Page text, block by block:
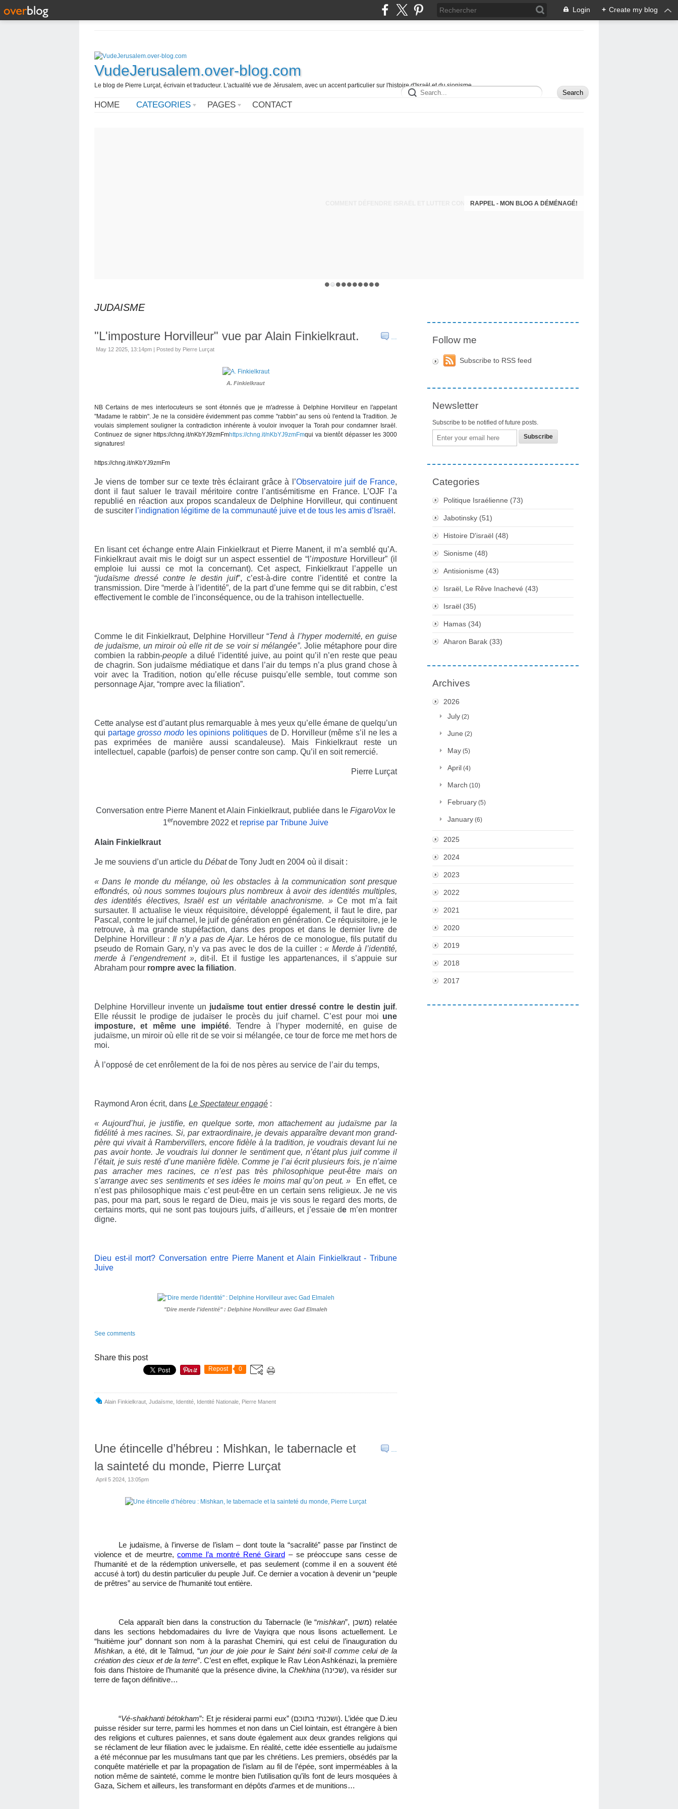
Login + Create my blog
VudeJerusalem.over-blog.com
Le blog de Pierre Lurçat, écrivain et traducteur. L'actualité vue de Jérusalem, avec un accent particulier sur l'histoire d'Israël et du sionisme.
HOME CATEGORIES PAGES CONTACT
RAPPEL - MON BLOG A DÉMÉNAGÉ!
JUDAISME
…
"L'imposture Horvilleur" vue par Alain Finkielkraut.
May 12 2025, 13:14pm | Posted by Pierre Lurçat
A. Finkielkraut
NB Certains de mes interlocuteurs se sont étonnés que je m'adresse à Delphine Horvilleur en l'appelant
"Madame le rabbin". Je ne la considère évidemment pas comme "rabbin" au sens où l'entend la Tradition. Je
voulais simplement souligner la contradiction inhérente à vouloir invoquer la Torah pour condamner Israël.
Continuez de signer https://chng.it/nKbYJ9zmFmhttps://chng.it/nKbYJ9zmFmqui va bientôt dépasser les 3000
signatures!
https://chng.it/nKbYJ9zmFm
Je viens de tomber sur ce texte très éclairant grâce à l’Observatoire juif de France,
dont il faut saluer le travail méritoire contre l’antisémitisme en France. L’OJF l’a
republié en réaction aux propos scandaleux de Delphine Horvilleur, qui continuent
de susciter l’indignation légitime de la communauté juive et de tous les amis d’Israël .
En lisant cet échange entre Alain Finkielkraut et Pierre Manent, il m’a semblé qu’A.
Finkielkraut avait mis le doigt sur un aspect essentiel de “l’imposture Horvilleur” (il
emploie lui aussi ce mot la concernant). Cet aspect, Finkielkraut l’appelle un
“judaïsme dressé contre le destin juif”, c’est-à-dire contre l’identité et contre la
transmission. Dire “merde à l’identité”, de la part d’une femme qui se dit rabbin, c’est
effectivement le comble de l’inconséquence, ou de la trahison intellectuelle.
Comme le dit Finkielkraut, Delphine Horvilleur “Tend à l’hyper modernité, en guise
de judaïsme, un miroir où elle rit de se voir si mélangée”. Jolie métaphore pour dire
combien la rabbin-people a dilué l’identité juive, au point qu’il n’en reste que peau
de chagrin. Son judaïsme médiatique et dans l’air du temps n’a plus grand chose à
voir avec la Tradition, notion qu’elle récuse puisqu’elle semble, tout comme son
personnage Ajar, “rompre avec la filiation”.
Cette analyse est d’autant plus remarquable à mes yeux qu’elle émane de quelqu’un
qui partagegrosso modoles opinions politiquesde D. Horvilleur (même s’il ne les a
pas exprimées de manière aussi scandaleuse). Mais Finkielkraut reste un
intellectuel, capable (parfois) de penser contre son camp. Qu’il en soit remercié.
Pierre Lurçat
Conversation entre Pierre Manent et Alain Finkielkraut, publiée dans le FigaroVoxle
1ernovembre 2022 et reprise par Tribune Juive
Alain Finkielkraut
Je me souviens d’un article du Débatde Tony Judt en 2004 où il disait :
« Dans le monde du mélange, où les obstacles à la communication sont presque
effondrés, où nous sommes toujours plus nombreux à avoir des identités multiples,
des identités électives, Israël est un véritable anachronisme. »Ce mot m’a fait
sursauter. Il actualise le vieux réquisitoire, développé également, il faut le dire, par
Pascal, contre le juif charnel, le juif de génération en génération. Ce réquisitoire, je le
retrouve, à ma grande stupéfaction, dans des propos et dans le dernier livre de
Delphine Horvilleur : Il n’y a pas de Ajar. Le héros de ce monologue, ﬁls putatif du
pseudo de Romain Gary, n’y va pas avec le dos de la cuiller :« Merde à l’identité,
merde à l’engendrement », dit-il. Et il fustige les appartenances, il s’appuie sur
Abraham pour rompre avec la ﬁliation.
Delphine Horvilleur invente un judaïsme tout entier dressé contre le destin juif.
Elle réussit le prodige de judaïser le procès du juif charnel. C’est pour moi une
imposture, et même une impiété. Tendre à l’hyper modernité, en guise de
judaïsme, un miroir où elle rit de se voir si mélangée, ce tour de force me met hors de
moi.
À l’opposé de cet enrôlement de la foi de nos pères au service de l’air du temps,
Raymond Aron écrit, dans Le Spectateur engagé :
« Aujourd’hui, je justiﬁe, en quelque sorte, mon attachement au judaïsme par la
ﬁdélité à mes racines. Si, par extraordinaire, je devais apparaître devant mon grand-
père qui vivait à Rambervillers, encore ﬁdèle à la tradition, je voudrais devant lui ne
pas avoir honte. Je voudrais lui donner le sentiment que, n’étant plus juif comme il
l’était, je suis resté d’une manière ﬁdèle. Comme je l’ai écrit plusieurs fois, je n’aime
pas arracher mes racines, ce n’est pas très philosophique peut-être mais on
s’arrange avec ses sentiments et ses idées le moins mal qu’on peut. »
En effet, ce
n’est pas philosophique mais c’est peut-être en un certain sens religieux. Je ne vis
pas, pour ma part, sous le regard de Dieu, mais je vis sous le regard des morts, de
certains morts, qui ne sont pas toujours juifs, d’ailleurs, et j’essaie de m’en montrer
digne.
Dieu est-il mort? Conversation entre Pierre Manent et Alain Finkielkraut - Tribune
Juive
"Dire merde l'identité" : Delphine Horvilleur avec Gad Elmaleh
See comments
Share this post
Repost 0
Alain Finkielkraut Judaïsme Identité Identité Nationale Pierre Manent
…
Une étincelle d’hébreu : Mishkan, le tabernacle et
la sainteté du monde, Pierre Lurçat
April 5 2024, 13:05pm
Le judaïsme, à l’inverse de l’islam – dont toute la “sacralité” passe par l’instinct de
violence et de meurtre,comme l’a montré René Girard – se préoccupe sans cesse de
l’humanité et de la rédemption universelle, et pas seulement (comme il en a souvent été
accusé à tort) du destin particulier du peuple Juif. Ce dernier a vocation à devenir un “peuple
de prêtres” au service de l’humanité tout entière.
Cela apparaît bien dans la construction du Tabernacle (le “mishkan”, משכן) relatée
dans les sections hebdomadaires du livre de Vayiqra que nous lisons actuellement. Le
“huitième jour” donnant son nom à la parashat Chemini, qui est celui de l’inauguration du
Mishkan, a été, dit le Talmud, “un jour de joie pour le Saint béni soit-Il comme celui de la
création des cieux et de la terre”. C’est en effet, explique le Rav Léon Ashkénazi, la première
fois dans l’histoire de l’humanité que la présence divine, la Chekhina(שכינה), va résider sur
terre de façon définitive…
“Vé-shakhanti bétokham”: Et je résiderai parmi eux” (ושכנתי בתוכם). L’idée que D.ieu
puisse résider sur terre, parmi les hommes et non dans un Ciel lointain, est étrangère à bien
des religions et cultures païennes, et sans doute également aux deux grandes religions qui
se réclament de leur filiation avec le judaïsme. En réalité, cette idée essentielle au judaïsme
a été méconnue par les musulmans tant que par les chrétiens. Les premiers, obsédés par la
conquête matérielle et par la propagation de l’islam au fil de l’épée, sont imperméables à la
notion même de sainteté, comme le montre bien l’utilisation qu’ils font de leurs mosquées à
Gaza, Sichem et ailleurs, les transformant en dépôts d’armes et de munitions…
Follow me
Subscribe to RSS feed
Newsletter
Subscribe to be notified of future posts.
Email
Categories
Politique Israélienne (73)
Jabotinsky (51)
Histoire D'israël (48)
Sionisme (48)
Antisionisme (43)
Israël, Le Rêve Inachevé (43)
Israël (35)
Hamas (34)
Aharon Barak (33)
Archives
2026
July (2)
June (2)
May (5)
April (4)
March (10)
February (5)
January (6)
2025
2024
2023
2022
2021
2020
2019
2018
2017